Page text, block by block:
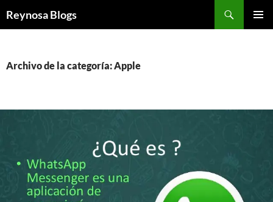
Reynosa Blogs
Archivo de la categoría: Apple